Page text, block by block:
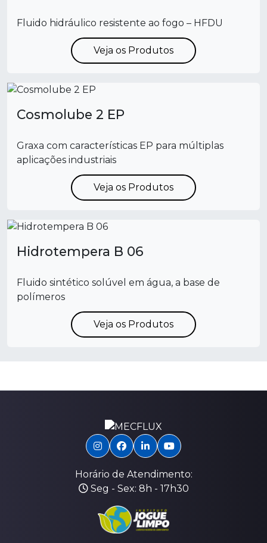
Fluido hidráulico resistente ao fogo – HFDU
Veja os Produtos
Cosmolube 2 EP
Graxa com características EP para múltiplas
aplicações industriais
Veja os Produtos
Hidrotempera B 06
Fluido sintético solúvel em água, a base de
polímeros
Veja os Produtos
Horário de Atendimento:
Seg - Sex: 8h - 17h30